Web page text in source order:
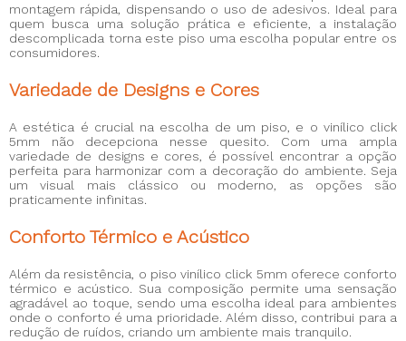
montagem rápida, dispensando o uso de adesivos. Ideal para
quem busca uma solução prática e eficiente, a instalação
descomplicada torna este piso uma escolha popular entre os
consumidores.
Variedade de Designs e Cores
A estética é crucial na escolha de um piso, e o vinílico click
5mm não decepciona nesse quesito. Com uma ampla
variedade de designs e cores, é possível encontrar a opção
perfeita para harmonizar com a decoração do ambiente. Seja
um visual mais clássico ou moderno, as opções são
praticamente infinitas.
Conforto Térmico e Acústico
Além da resistência, o piso vinílico click 5mm oferece conforto
térmico e acústico. Sua composição permite uma sensação
agradável ao toque, sendo uma escolha ideal para ambientes
onde o conforto é uma prioridade. Além disso, contribui para a
redução de ruídos, criando um ambiente mais tranquilo.